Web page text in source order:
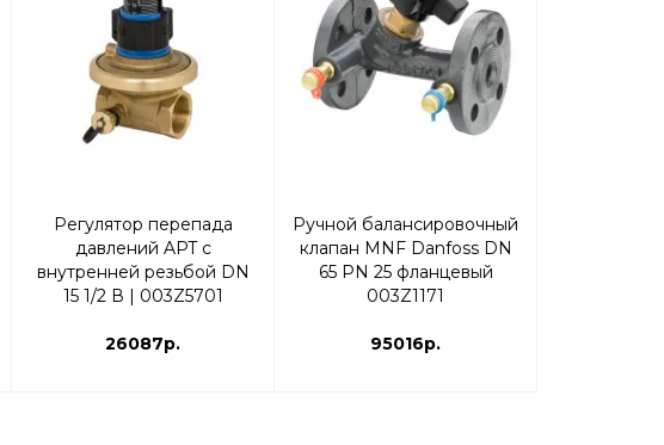
Регулятор перепада
давлений APT с
внутренней резьбой DN
15 1/2 В | 003Z5701
26087р.
Ручной балансировочный
клапан MNF Danfoss DN
65 PN 25 фланцевый
003Z1171
95016р.